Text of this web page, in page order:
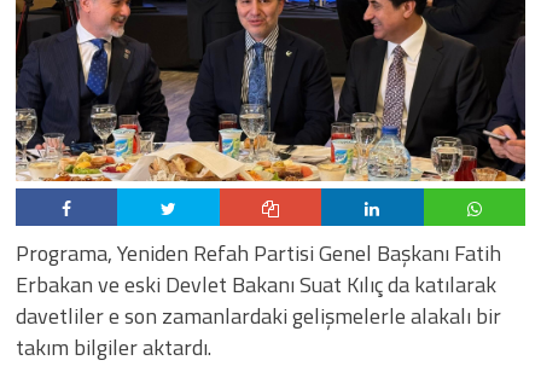
Programa, Yeniden Refah Partisi Genel Başkanı Fatih
Erbakan ve eski Devlet Bakanı Suat Kılıç da katılarak
davetliler e son zamanlardaki gelişmelerle alakalı bir
takım bilgiler aktardı.